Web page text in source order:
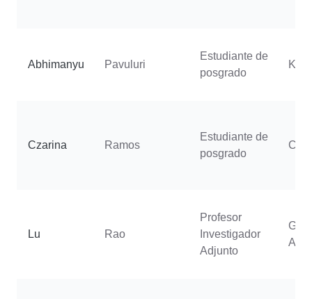
Abhimanyu Pavuluri
Estudiante de
posgrado
Czarina Ramos
Estudiante de
posgrado
Lu Rao
Profesor
Investigador
Adjunto
Arne